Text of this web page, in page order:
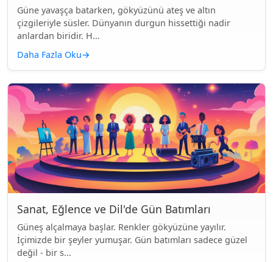
Güne yavaşça batarken, gökyüzünü ateş ve altın
çizgileriyle süsler. Dünyanın durgun hissettiği nadir
anlardan biridir. H...
Daha Fazla Oku→
Sanat, Eğlence ve Dil'de Gün Batımları
Güneş alçalmaya başlar. Renkler gökyüzüne yayılır.
İçimizde bir şeyler yumuşar. Gün batımları sadece güzel
değil - bir s...